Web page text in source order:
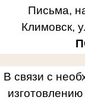
Письма,
Климовск,
В связи с